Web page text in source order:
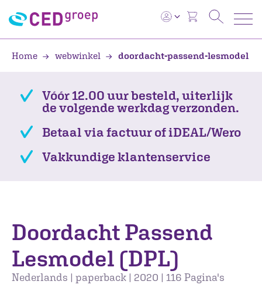
Home webwinkel doordacht-passend-lesmodel
Vóór 12.00 uur besteld, uiterlijk
de volgende werkdag verzonden.
Betaal via factuur of iDEAL/Wero
Vakkundige klantenservice
Doordacht Passend
Lesmodel (DPL)
Nederlands | paperback | 2020 | 116 Pagina's